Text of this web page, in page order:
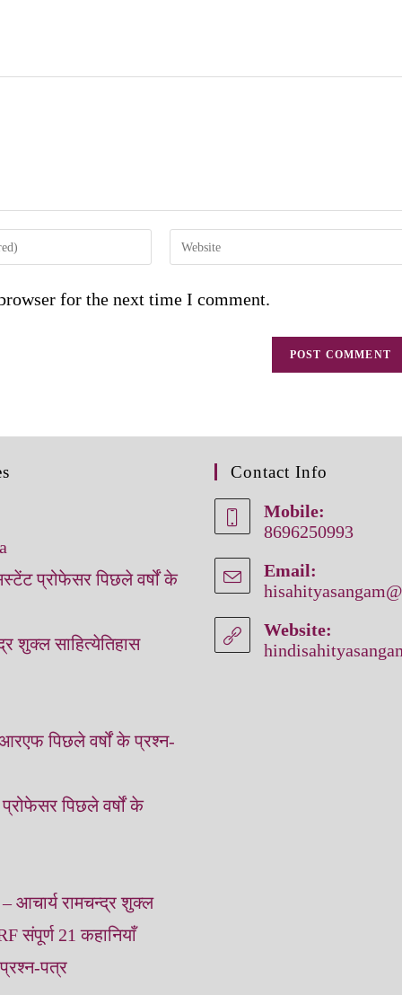
for the next time I comment.
प्रोफेसर पिछले वर्षों के
शुक्‍ल साहित्‍येतिहास
पिछले वर्षों के प्रश्‍न-
पिछले वर्षों के
– आचार्य रामचन्‍द्र शुक्‍ल
संपूर्ण 21 कहानियाँ
पत्र
Contact Info
Mobile:
8696250993
Email:
Website: